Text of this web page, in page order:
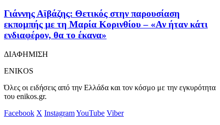
Γιάννης Αϊβάζης: Θετικός στην παρουσίαση
εκπομπής με τη Μαρία Κορινθίου – «Αν ήταν κάτι
ενδιαφέρον, θα το έκανα»
ΔΙΑΦΗΜΙΣΗ
ENIKOS
Όλες οι ειδήσεις από την Ελλάδα και τον κόσμο με την εγκυρότητα
του enikos.gr.
Facebook X InstagramYouTube Viber